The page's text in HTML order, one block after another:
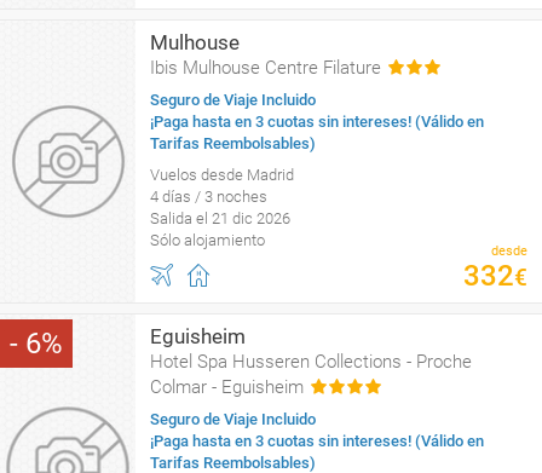
Mulhouse
Ibis Mulhouse Centre Filature
Seguro de Viaje Incluido
¡Paga hasta en 3 cuotas sin intereses! (Válido en
Tarifas Reembolsables)
Vuelos desde Madrid
4 días / 3 noches
Salida el 21 dic 2026
Sólo alojamiento
desde
332€
6 Eguisheim
Hotel Spa Husseren Collections - Proche
Colmar - Eguisheim
Seguro de Viaje Incluido
¡Paga hasta en 3 cuotas sin intereses! (Válido en
Tarifas Reembolsables)